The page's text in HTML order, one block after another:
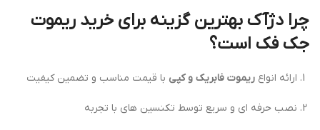
چرا دژآک بهترین گزینه برای خرید ریموت
جک فک است؟
ارائه انواع ریموت فابریک و کپی با قیمت مناسب و تضمین کیفیت
نصب حرفه ای و سریع توسط تکنسین های با تجربه